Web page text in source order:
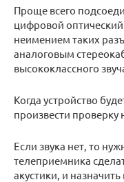
Проще всего
цифровой
неимением таких
аналоговым
высококлассного
Когда устройство
произвести проверку
Если звука нет, то
телеприемника
акустики, и